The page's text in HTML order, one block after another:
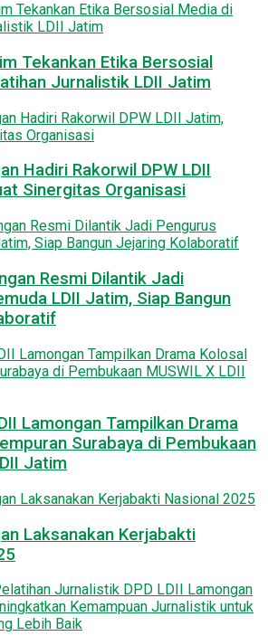
Tekankan Etika Bersosial
Jurnalistik LDII Jatim
Hadiri Rakorwil DPW LDII
Sinergitas Organisasi
Resmi Dilantik Jadi
LDII Jatim, Siap Bangun
Lamongan Tampilkan Drama
Surabaya di Pembukaan
Jatim
Laksanakan Kerjabakti